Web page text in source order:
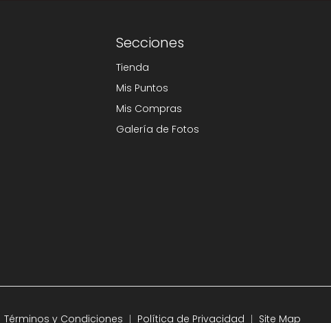
Secciones
Tienda
Mis Puntos
Mis Compras
Galería de Fotos
Términos y Condiciones Política de Privacidad Site Map